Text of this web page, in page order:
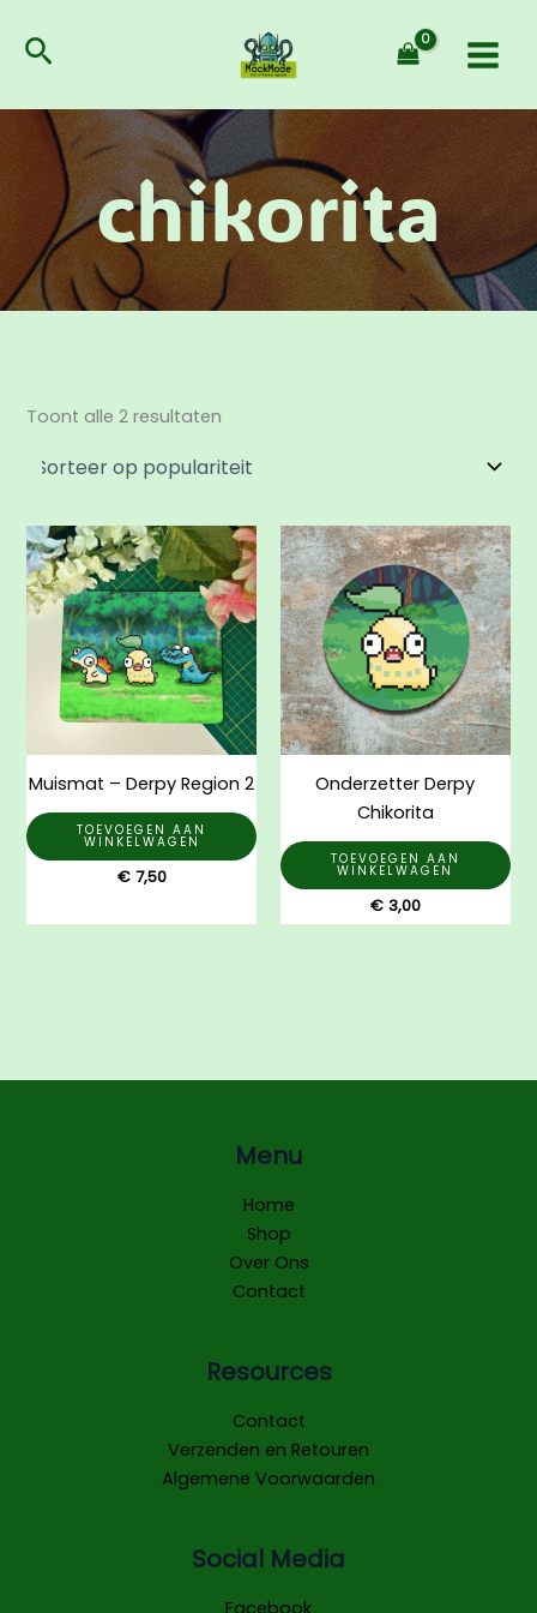
naarZoeken
chikorita
Toont alle 2 resultaten
populariteit
Muismat – Derpy Region 2
TOEVOEGEN AAN
WINKELWAGEN
€7,50
Onderzetter Derpy
Chikorita
TOEVOEGEN AAN
WINKELWAGEN
€3,00
Menu
Home
Shop
Over Ons
Contact
Resources
Contact
Verzenden en Retouren
Algemene Voorwaarden
Social Media
Facebook